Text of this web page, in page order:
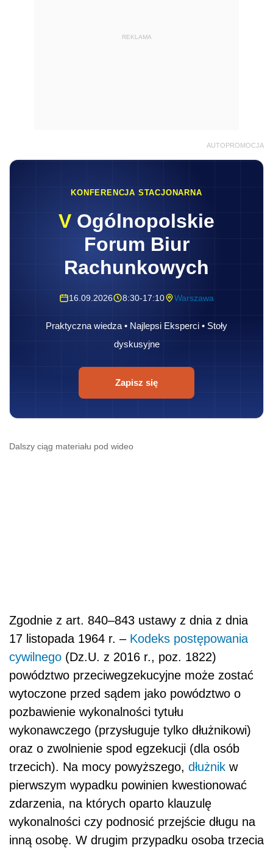
REKLAMA
AUTOPROMOCJA
KONFERENCJA STACJONARNA
V Ogólnopolskie
Forum Biur
Rachunkowych
16.09.2026 8:30-17:10 Warszawa
Praktyczna wiedza • Najlepsi Eksperci • Stoły
dyskusyjne
Zapisz się
Dalszy ciąg materiału pod wideo
Zgodnie z art. 840–843 ustawy z dnia z dnia
17 listopada 1964 r. – Kodeks postępowania
cywilnego (Dz.U. z 2016 r., poz. 1822)
powództwo przeciwegzekucyjne może zostać
wytoczone przed sądem jako powództwo o
pozbawienie wykonalności tytułu
wykonawczego (przysługuje tylko dłużnikowi)
oraz o zwolnienie spod egzekucji (dla osób
trzecich). Na mocy powyższego, dłużnik w
pierwszym wypadku powinien kwestionować
zdarzenia, na których oparto klauzulę
wykonalności czy podnosić przejście długu na
inną osobę. W drugim przypadku osoba trzecia